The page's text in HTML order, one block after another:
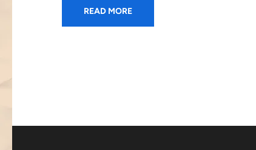
READ MORE